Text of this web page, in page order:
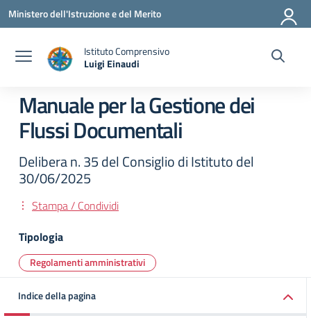
Vai ai contenuti
Vai al menu di navigazione
Vai al footer
Ministero dell'Istruzione e del Merito
Istituto Comprensivo
Luigi Einaudi
— Visita la pagina iniziale della scuola
Manuale per la Gestione dei
Flussi Documentali
Delibera n. 35 del Consiglio di Istituto del
30/06/2025
Stampa / Condividi
Tipologia
Regolamenti amministrativi
Indice della pagina